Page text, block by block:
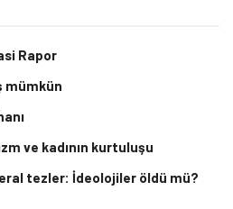
Rapor
mümkün
ve kadının kurtuluşu
tezler: İdeolojiler öldü mü?